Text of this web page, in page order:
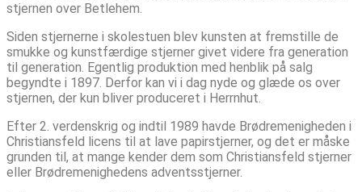
stjernen over Betlehem.
Siden stjernerne i skolestuen blev kunsten at fremstille de
smukke og kunstfærdige stjerner givet videre fra generation
til generation. Egentlig produktion med henblik på salg
begyndte i 1897. Derfor kan vi i dag nyde og glæde os over
stjernen, der kun bliver produceret i Herrnhut.
Efter 2. verdenskrig og indtil 1989 havde Brødremenigheden i
Christiansfeld licens til at lave papirstjerner, og det er måske
grunden til, at mange kender dem som Christiansfeld stjerner
eller Brødremenighedens adventsstjerner.